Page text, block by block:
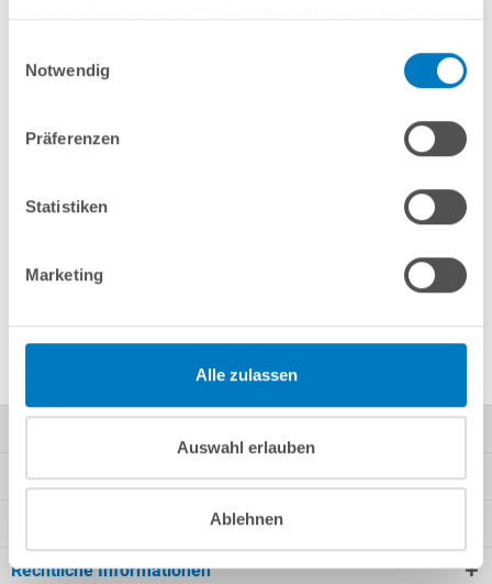
Notwendig
Präferenzen
Statistiken
Marketing
Alle zulassen
Auswahl erlauben
Ablehnen
Merken
Fragen? Wir helfen Ihnen gerne weiter:
Produktbeschreibung
Mein Konto
Rechtliche Informationen